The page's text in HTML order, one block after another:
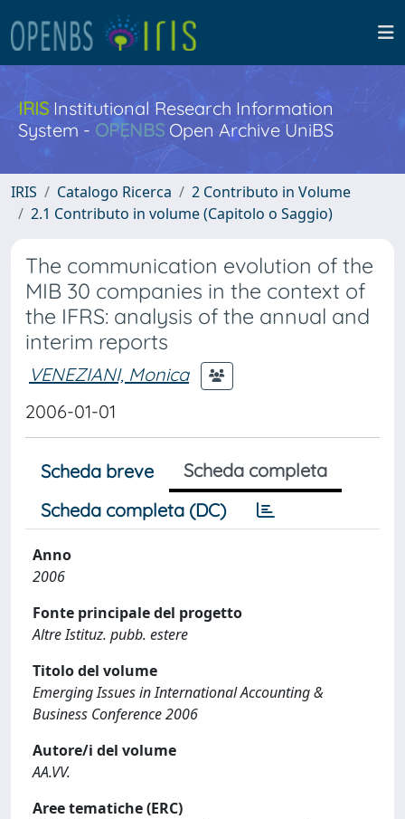
IRISInstitutional Research Information
System - OPENBS Open Archive UniBS
IRIS Catalogo Ricerca
2 Contributo in Volume
2.1 Contributo in volume (Capitolo o Saggio)
The communication evolution of the
MIB 30 companies in the context of
the IFRS: analysis of the annual and
interim reports
VENEZIANI, Monica
2006-01-01
Scheda breve
Scheda completa
Scheda completa (DC)
Anno
2006
Fonte principale del progetto
Altre Istituz. pubb. estere
Titolo del volume
Emerging Issues in International Accounting &
Business Conference 2006
Autore/i del volume
AA.VV.
Aree tematiche (ERC)